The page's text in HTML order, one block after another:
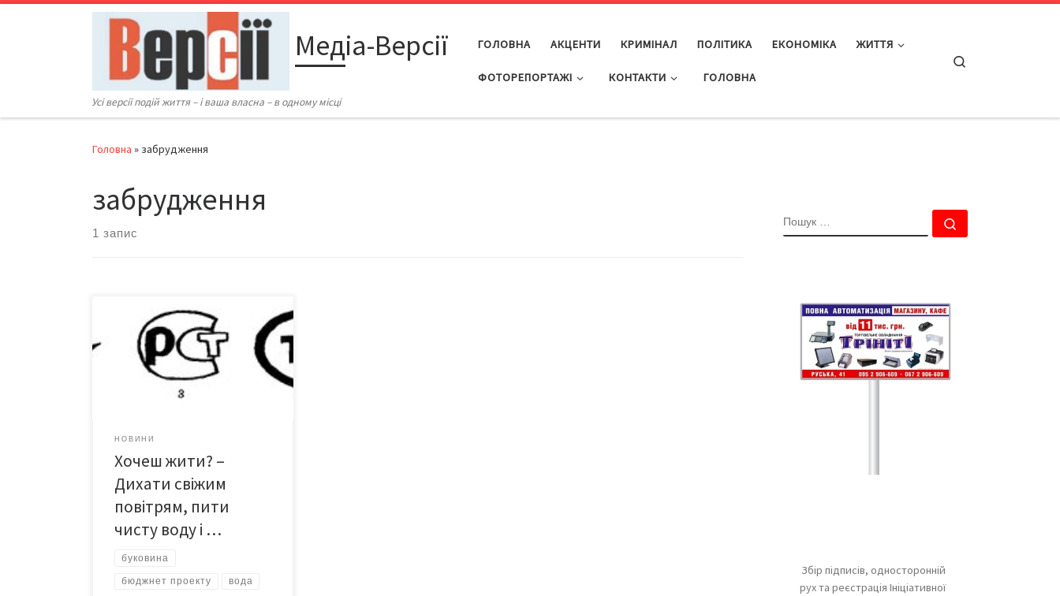
Перейти до вмісту
Медіа-Версії
Усі версії подій життя – і ваша власна – в одному місці
ГОЛОВНА АКЦЕНТИ КРИМІНАЛ ПОЛІТИКА ЕКОНОМІКА ЖИТТЯ
ФОТОРЕПОРТАЖІ КОНТАКТИ ГОЛОВНА
Головна » забрудження
забрудження
1 запис
А без води – і ні туди, і ні сюди
Просто й зрозуміло. Народ скаже,
як зав’яже. Адже й людина на 70
відсотків складається з води, і на
Земній кулі переважає не суша, а
водна гладь. Зрештою, саме життя
НОВИНИ
Хочеш жити? –
Дихати свіжим
повітрям, пити
чисту воду і …
буковина
бюджнет проекту вода
ПОШУК
Збір підписів, односторонній
рух та реєстрація Ініціативної